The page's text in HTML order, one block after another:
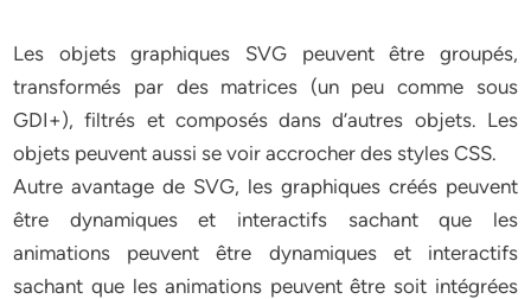
Les objets graphiques SVG peuvent être groupés,
transformés par des matrices (un peu comme sous
GDI+), filtrés et composés dans d’autres objets. Les
objets peuvent aussi se voir accrocher des styles CSS.
Autre avantage de SVG, les graphiques créés peuvent
être dynamiques et interactifs sachant que les
animations peuvent être dynamiques et interactifs
sachant que les animations peuvent être soit intégrées